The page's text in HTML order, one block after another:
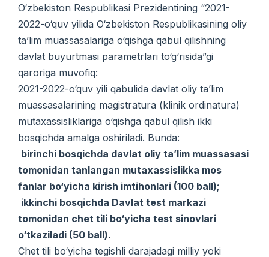
O‘zbekiston Respublikasi Prezidentining “2021-
2022-o‘quv yilida O‘zbekiston Respublikasining oliy
ta’lim muassasalariga o‘qishga qabul qilishning
davlat buyurtmasi parametrlari to‘g‘risida”gi
qaroriga muvofiq:
2021-2022-o‘quv yili qabulida davlat oliy ta’lim
muassasalarining magistratura (klinik ordinatura)
mutaxassisliklariga o‘qishga qabul qilish ikki
bosqichda amalga oshiriladi. Bunda:
birinchi bosqichda davlat oliy ta’lim muassasasi
tomonidan tanlangan mutaxassislikka mos
fanlar bo‘yicha kirish imtihonlari (100 ball);
ikkinchi bosqichda Davlat test markazi
tomonidan chet tili bo‘yicha test sinovlari
o‘tkaziladi (50 ball).
Chet tili bo‘yicha tegishli darajadagi milliy yoki